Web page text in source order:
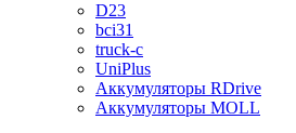
D23
bci31
truck-c
UniPlus
Аккумуляторы RDrive
Аккумуляторы MOLL